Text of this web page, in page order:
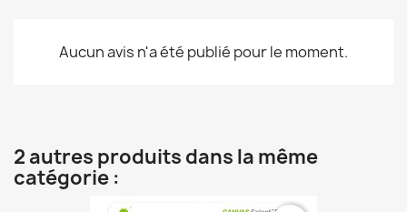
Aucun avis n'a été publié pour le moment.
2 autres produits dans la même
catégorie :